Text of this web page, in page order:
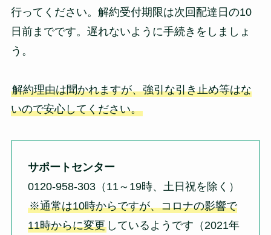
行ってください。解約受付期限は次回配達日の10
日前までです。遅れないように手続きをしましょ
う。
解約理由は聞かれますが、強引な引き止め等はな
いので安心してください。
サポートセンター
0120-958-303（11～19時、土日祝を除く）
※通常は10時からですが、コロナの影響で
11時からに変更しているようです（2021年